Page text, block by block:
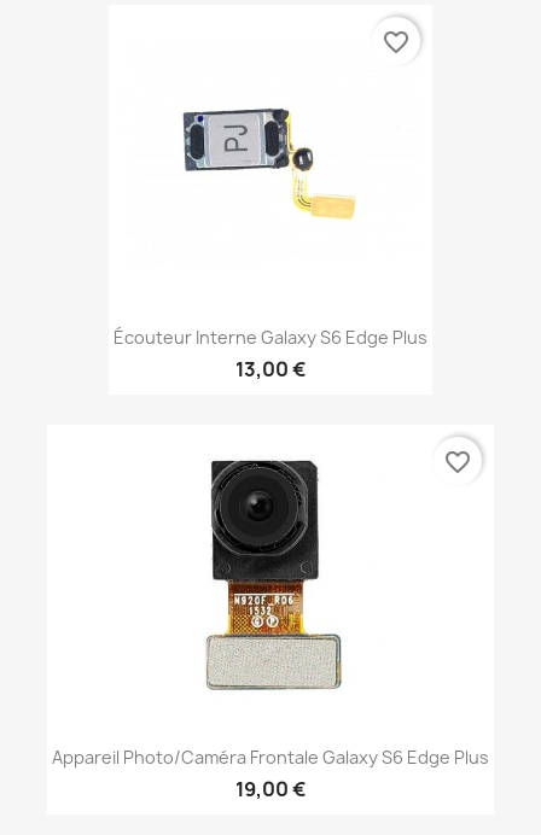
Écouteur Interne Galaxy S6 Edge Plus
13,00 €
favorite_border
Appareil Photo/Caméra Frontale Galaxy S6 Edge Plus
19,00 €
favorite_border